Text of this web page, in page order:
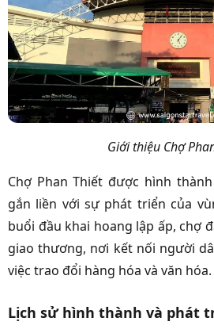
Giới thiệu Chợ
Chợ Phan Thiết được hình
gắn liền với sự phát triển của
buổi đầu khai hoang lập ấp, chợ
giao thương, nơi kết nối người
việc trao đổi hàng hóa và văn hóa.
Lịch sử hình thành và phát